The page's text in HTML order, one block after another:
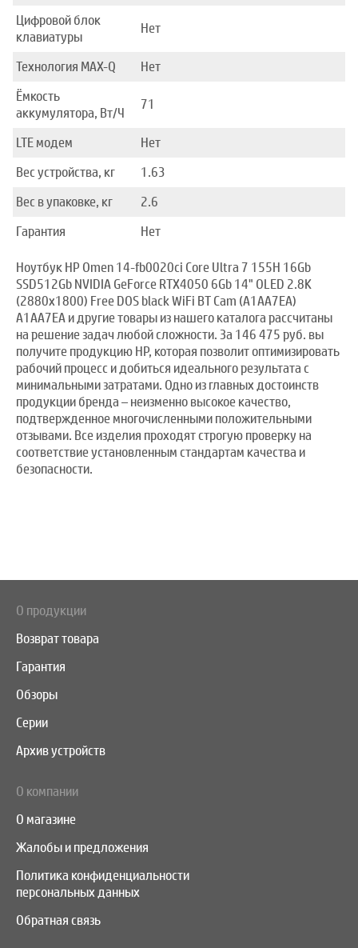
Цифровой блок
клавиатуры
Нет
Технология MAX-Q
Нет
Ёмкость
аккумулятора, Вт/Ч
71
LTE модем
Нет
Вес устройства, кг
1.63
Вес в упаковке, кг
2.6
Гарантия
Нет
Ноутбук HP Omen 14-fb0020ci Core Ultra 7 155H 16Gb
SSD512Gb NVIDIA GeForce RTX4050 6Gb 14" OLED 2.8K
(2880x1800) Free DOS black WiFi BT Cam (A1AA7EA)
A1AA7EA и другие товары из нашего каталога рассчитаны
на решение задач любой сложности. За 146 475 руб. вы
получите продукцию HP, которая позволит оптимизировать
рабочий процесс и добиться идеального результата с
минимальными затратами. Одно из главных достоинств
продукции бренда – неизменно высокое качество,
подтвержденное многочисленными положительными
отзывами. Все изделия проходят строгую проверку на
соответствие установленным стандартам качества и
безопасности.
О продукции
Возврат товара
Гарантия
Обзоры
Серии
Архив устройств
О компании
О магазине
Жалобы и предложения
Политика конфиденциальности
персональных данных
Обратная связь